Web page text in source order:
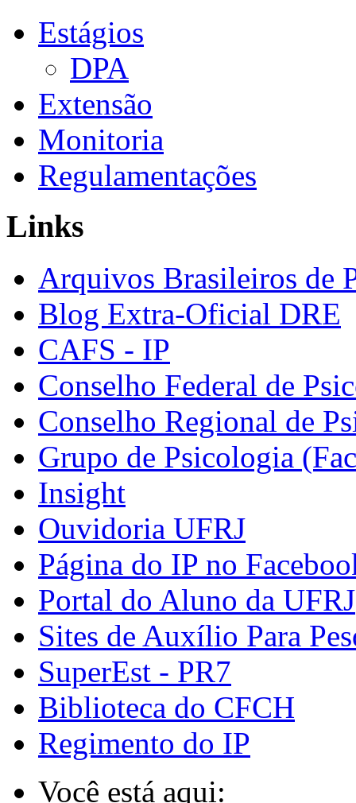
Estágios
DPA
Extensão
Monitoria
Regulamentações
Links
Arquivos Brasileiros de
Blog Extra-Oficial DRE
CAFS - IP
Conselho Federal de
Conselho Regional de
Grupo de Psicologia
Insight
Ouvidoria UFRJ
Página do IP no
Portal do Aluno da UFRJ
Sites de Auxílio Para
SuperEst - PR7
Biblioteca do CFCH
Regimento do IP
Você está aqui: